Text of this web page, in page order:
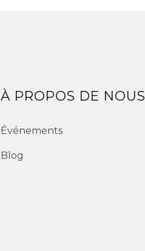
À PROPOS DE NOUS
Événements
Blog